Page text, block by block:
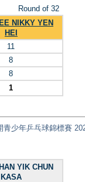
Round of 32
NIKKY YEN
HEI
11
8
8
1
青少年乒乓球錦標賽
YIK CHUN
KASA